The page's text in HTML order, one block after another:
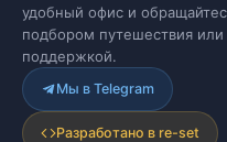
удобный офис и
подбором путешествия или
поддержкой.
Мы в Telegram
Разработано в re-set